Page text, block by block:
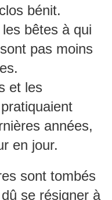
bénit.
bêtes à qui
pas moins
et les
années,
en jour.
sont tombés
se résigner à